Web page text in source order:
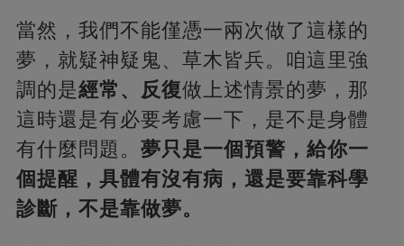
當然，我們不能僅憑一兩次做了這樣的
夢，就疑神疑鬼、草木皆兵。咱這里強
調的是經常、反復做上述情景的夢，那
這時還是有必要考慮一下，是不是身體
有什麼問題。 夢只是一個預警，給你一
個提醒，具體有沒有病，還是要靠科學
診斷，不是靠做夢。